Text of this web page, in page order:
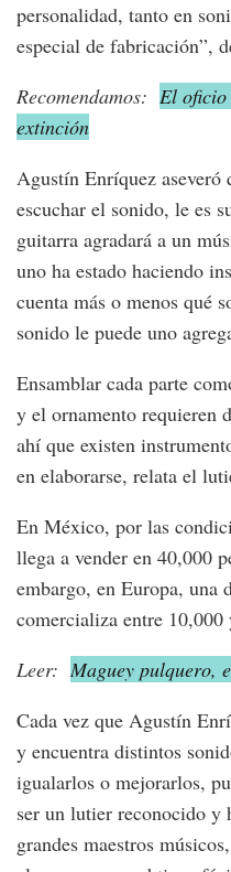
personalidad, tanto en
especial de fabricación”,
Recomendamos: El oficio
extinción
Agustín Enríquez aseveró
escuchar el sonido, le es
guitarra agradará a un
uno ha estado haciendo
cuenta más o menos qué
sonido le puede uno
Ensamblar cada parte
y el ornamento requieren
ahí que existen
en elaborarse, relata el
En México, por las
llega a vender en 40,000
embargo, en Europa, una
comercializa entre 10,000
Leer: Maguey pulquero,
Cada vez que Agustín
y encuentra distintos
igualarlos o mejorarlos,
ser un lutier reconocido y
grandes maestros